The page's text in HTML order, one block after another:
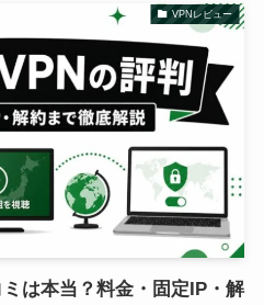
VPNレビュー
は本当？料金・固定IP・解